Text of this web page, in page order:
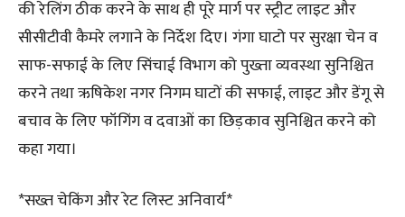
की रेलिंग ठीक करने के साथ ही पूरे मार्ग पर स्ट्रीट लाइट और
सीसीटीवी कैमरे लगाने के निर्देश दिए। गंगा घाटो पर सुरक्षा चेन व
साफ-सफाई के लिए सिंचाई विभाग को पुख्ता व्यवस्था सुनिश्चित
करने तथा ऋषिकेश नगर निगम घाटों की सफाई, लाइट और डेंगू से
बचाव के लिए फॉगिंग व दवाओं का छिड़काव सुनिश्चित करने को
कहा गया।
*सख्त चेकिंग और रेट लिस्ट अनिवार्य*